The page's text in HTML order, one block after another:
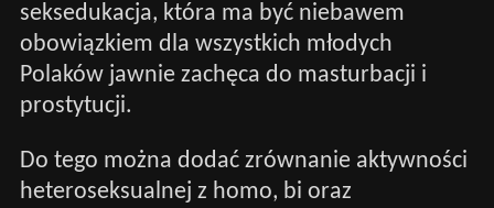
seksedukacja, która ma być niebawem
obowiązkiem dla wszystkich młodych
Polaków jawnie zachęca do masturbacji i
prostytucji.
Do tego można dodać zrównanie aktywności
heteroseksualnej z homo, bi oraz